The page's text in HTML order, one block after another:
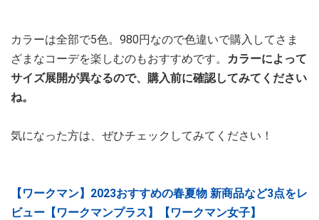
カラーは全部で5色。980円なので色違いで購入してさま
ざまなコーデを楽しむのもおすすめです。
カラーによって
サイズ展開が異なるので、購入前に確認してみてください
ね。
気になった方は、ぜひチェックしてみてください！
【ワークマン】2023おすすめの春夏物 新商品など3点をレ
ビュー【ワークマンプラス】【ワークマン女子】